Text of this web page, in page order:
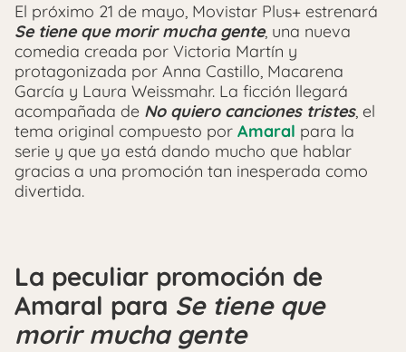
El próximo 21 de mayo, Movistar Plus+ estrenará
Se tiene que morir mucha gente, una nueva
comedia creada por Victoria Martín y
protagonizada por Anna Castillo, Macarena
García y Laura Weissmahr. La ficción llegará
acompañada de No quiero canciones tristes, el
tema original compuesto por Amaral para la
serie y que ya está dando mucho que hablar
gracias a una promoción tan inesperada como
divertida.
La peculiar promoción de
Amaral para Se tiene que
morir mucha gente